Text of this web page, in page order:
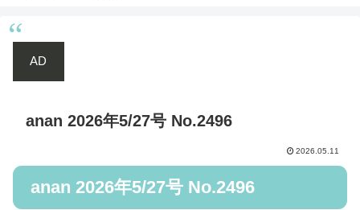
AD
anan 2026年5/27号 No.2496
2026.05.11
anan 2026年5/27号 No.2496